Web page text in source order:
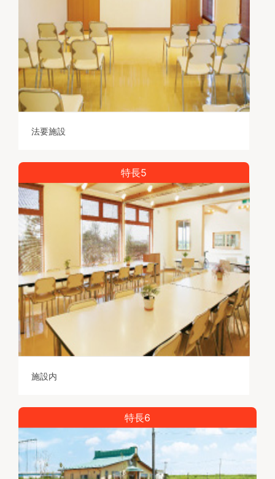
法要施設
特長5
施設内
特長6